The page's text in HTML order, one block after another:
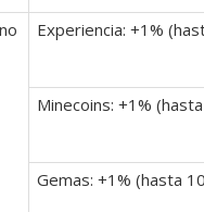
Experiencia: +1%
Minecoins: +1%
Gemas: +1% (hasta